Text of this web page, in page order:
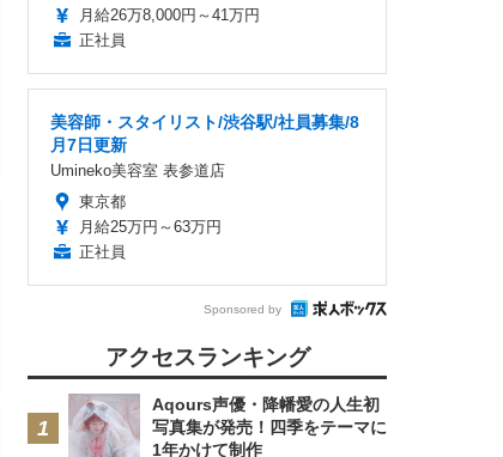
月給26万8,000円～41万円
正社員
美容師・スタイリスト/渋谷駅/社員募集/8
月7日更新
Umineko美容室 表参道店
東京都
月給25万円～63万円
正社員
Sponsored by
アクセスランキング
Aqours声優・降幡愛の人生初
写真集が発売！四季をテーマに
1年かけて制作